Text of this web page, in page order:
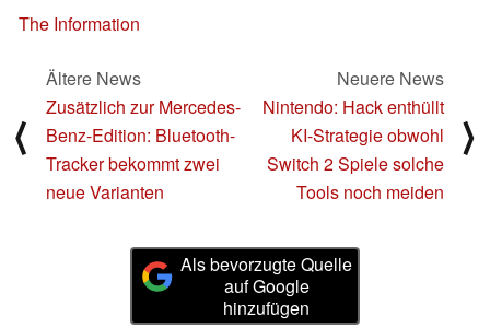
The Information
⟨
Ältere News
Zusätzlich zur Mercedes-
Benz-Edition: Bluetooth-
Tracker bekommt zwei
neue Varianten
Neuere News
Nintendo: Hack enthüllt
KI-Strategie obwohl
Switch 2 Spiele solche
Tools noch meiden
⟩
Als bevorzugte Quelle
auf Google
hinzufügen